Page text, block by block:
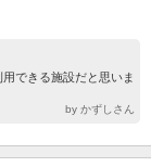
できる施設だと思いま
by かずしさん